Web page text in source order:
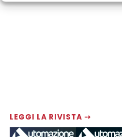
LEGGI LA RIVISTA ⇢